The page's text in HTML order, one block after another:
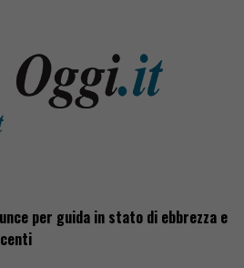
per guida in stato di ebbrezza e